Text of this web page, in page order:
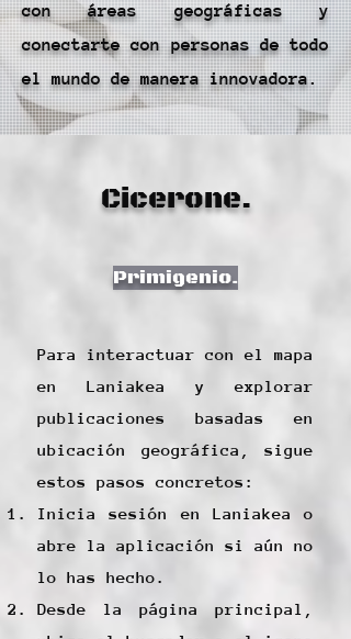
con áreas geográficas y
conectarte con personas de todo
el mundo de manera innovadora.
Cicerone.
Primigenio.
Para interactuar con el mapa
en Laniakea y explorar
publicaciones basadas en
ubicación geográfica, sigue
estos pasos concretos:
Inicia sesión en Laniakea o
abre la aplicación si aún no
lo has hecho.
Desde la página principal,